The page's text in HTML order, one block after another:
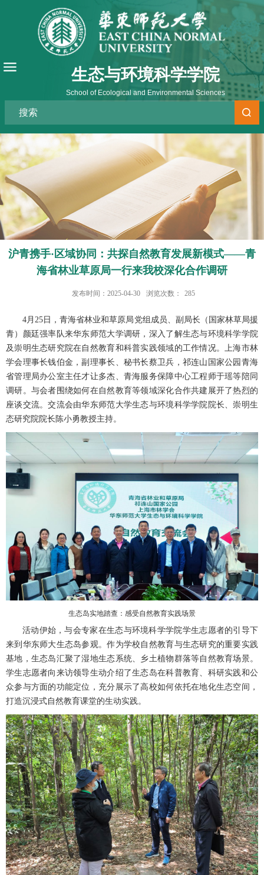
生态与环境科学学院
School of Ecological and Environmental Sciences
沪青携手·区域协同：共探自然教育发展新模式——青
海省林业草原局一行来我校深化合作调研
发布时间：2025-04-30 浏览次数： 285
4月25日，青海省林业和草原局党组成员、副局长（国家林草局援
青）颜廷强率队来华东师范大学调研，深入了解生态与环境科学学院
及崇明生态研究院在自然教育和科普实践领域的工作情况。上海市林
学会理事长钱伯金，副理事长、秘书长蔡卫兵，祁连山国家公园青海
省管理局办公室主任才让多杰、青海服务保障中心工程师于瑶等陪同
调研。与会者围绕如何在自然教育等领域深化合作共建展开了热烈的
座谈交流。交流会由华东师范大学生态与环境科学学院院长、崇明生
态研究院院长陈小勇教授主持。
生态岛实地踏查：感受自然教育实践场景
活动伊始，与会专家在生态与环境科学学院学生志愿者的引导下
来到华东师大生态岛参观。作为学校自然教育与生态研究的重要实践
基地，生态岛汇聚了湿地生态系统、乡土植物群落等自然教育场景。
学生志愿者向来访领导生动介绍了生态岛在科普教育、科研实践和公
众参与方面的功能定位，充分展示了高校如何依托在地化生态空间，
打造沉浸式自然教育课堂的生动实践。